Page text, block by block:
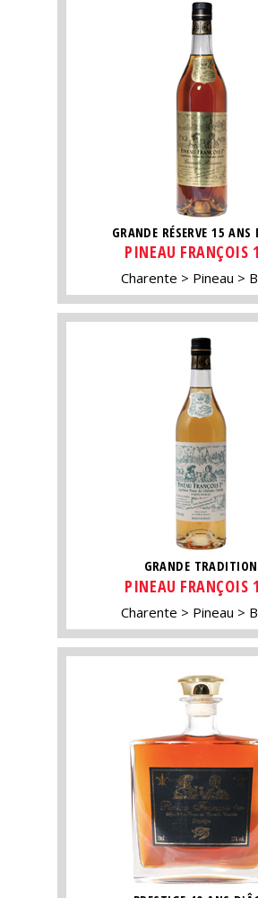
GRANDE RÉSERVE 15 ANS
PINEAU FRANÇOIS
Charente Pineau
GRANDE TRADITION
PINEAU FRANÇOIS
Charente Pineau